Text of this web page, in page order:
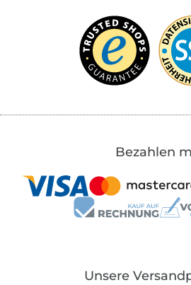
Bezahlen
Unsere